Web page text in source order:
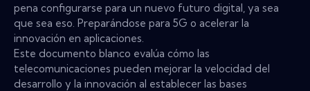
pena configurarse para un nuevo futuro digital, ya sea
que sea eso. Preparándose para 5G o acelerar la
innovación en aplicaciones.
Este documento blanco evalúa cómo las
telecomunicaciones pueden mejorar la velocidad del
desarrollo y la innovación al establecer las bases